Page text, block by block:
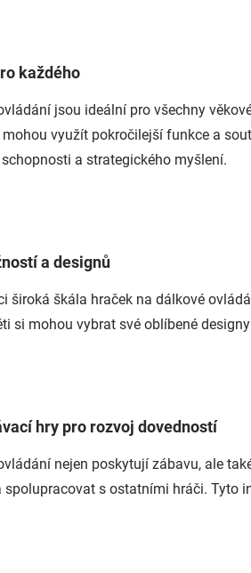
každého
jsou ideální pro všechny
využít pokročilejší funkce a
a strategického myšlení.
a designů
široká škála hraček na dálkové
si mohou vybrat své oblíbené
hry pro rozvoj dovedností
nejen poskytují zábavu, ale
spolupracovat s ostatními hráči. Tyto